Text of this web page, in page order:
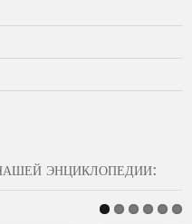
энциклопедии: